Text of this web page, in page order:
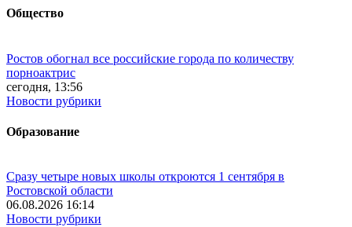
Общество
Ростов обогнал все российские города по количеству
порноактрис
сегодня, 13:56
Новости рубрики
Образование
Сразу четыре новых школы откроются 1 сентября в
Ростовской области
06.08.2026 16:14
Новости рубрики